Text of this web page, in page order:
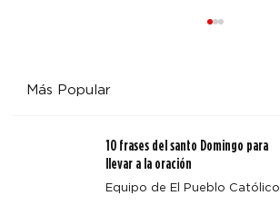
Más Popular
10 frases del santo Domingo para
llevar a la oración
Equipo de El Pueblo Católico